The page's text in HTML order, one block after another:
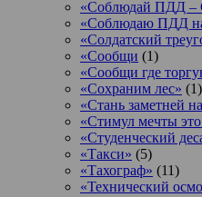
«Соблюдай ПДД –
«Соблюдаю ПДД
«Солдатский
«Сообщи (1)
«Сообщи где
«Сохраним лес» (1)
«Стань заметней
«Стимул мечты
«Студенческий
«Такси» (5)
«Тахограф» (11)
«Технический